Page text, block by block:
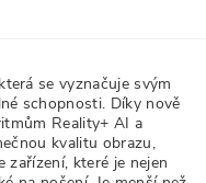
se vyznačuje svým
schopnosti. Díky nově
Reality+ AI a
kvalitu obrazu,
zařízení, které je nejen